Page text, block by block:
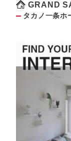
GRAND
タカノ一条ホ